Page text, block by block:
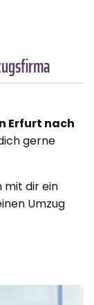
Erfurt nach
gerne
mit dir ein
Umzug